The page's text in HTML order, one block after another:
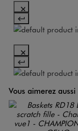
Vous aimerez aussi